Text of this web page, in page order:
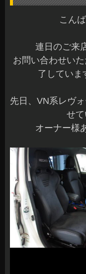
こん
連日のご来
お問い合わせい
了していま
先日、VN系レヴ
せて
オーナー様